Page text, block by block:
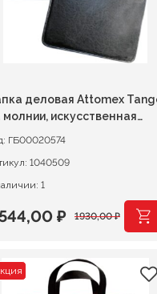
деловая Attomex
молнии, искусственная
ГБ00020574
1040509
1
1930,00₽
₽
₽.